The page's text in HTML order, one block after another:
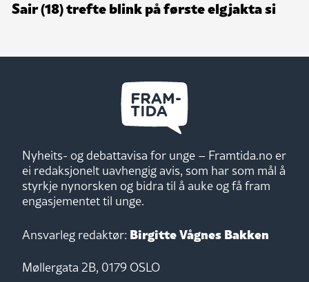
Sair (18) trefte blink på første elgjakta si
Nyheits- og debattavisa for unge – Framtida.no er
ei redaksjonelt uavhengig avis, som har som mål å
styrkje nynorsken og bidra til å auke og få fram
engasjementet til unge.
Ansvarleg redaktør: Birgitte Vågnes Bakken
Møllergata 2B, 0179 OSLO